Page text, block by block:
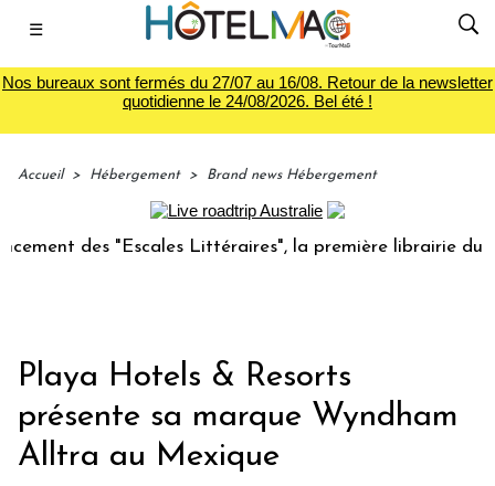
☰
Nos bureaux sont fermés du 27/07 au 16/08. Retour de la newsletter
quotidienne le 24/08/2026. Bel été !
Accueil > Hébergement > Brand news Hébergement
des "Escales Littéraires", la première librairie du voyage
Playa Hotels & Resorts
présente sa marque Wyndham
Alltra au Mexique